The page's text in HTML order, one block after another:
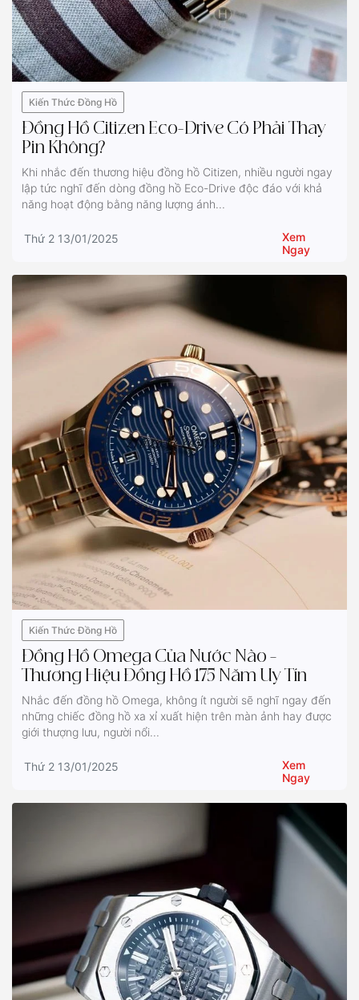
Kiến Thức Đồng Hồ
Đồng Hồ Citizen Eco-Drive Có Phải Thay
Pin Không?
Khi nhắc đến thương hiệu đồng hồ Citizen, nhiều người ngay
lập tức nghĩ đến dòng đồng hồ Eco-Drive độc đáo với khả
năng hoạt động bằng năng lượng ánh...
Thứ 2 13/01/2025
Xem
Ngay
Kiến Thức Đồng Hồ
Đồng Hồ Omega Của Nước Nào –
Thương Hiệu Đồng Hồ 175 Năm Uy Tín
Nhắc đến đồng hồ Omega, không ít người sẽ nghĩ ngay đến
những chiếc đồng hồ xa xỉ xuất hiện trên màn ảnh hay được
giới thượng lưu, người nổi...
Thứ 2 13/01/2025
Xem
Ngay